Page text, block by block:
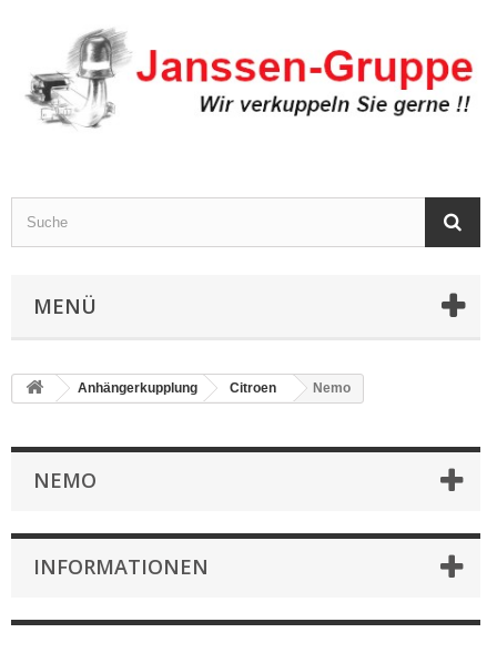
MENÜ
Anhängerkupplung Citroen Nemo
NEMO
INFORMATIONEN